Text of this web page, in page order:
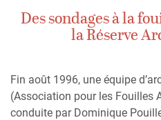
Des sondages à la
la Réserve
Fin août 1996, une équipe
(Association pour les Fouilles
conduite par Dominique